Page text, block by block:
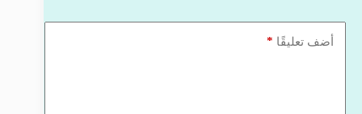
أضف تعليقًا *